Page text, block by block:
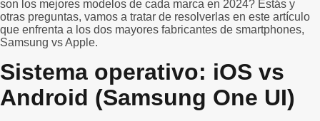
son los mejores modelos de cada marca en 2024? Estás y
otras preguntas, vamos a tratar de resolverlas en este artículo
que enfrenta a los dos mayores fabricantes de smartphones,
Samsung vs Apple.
Sistema operativo: iOS vs
Android (Samsung One UI)